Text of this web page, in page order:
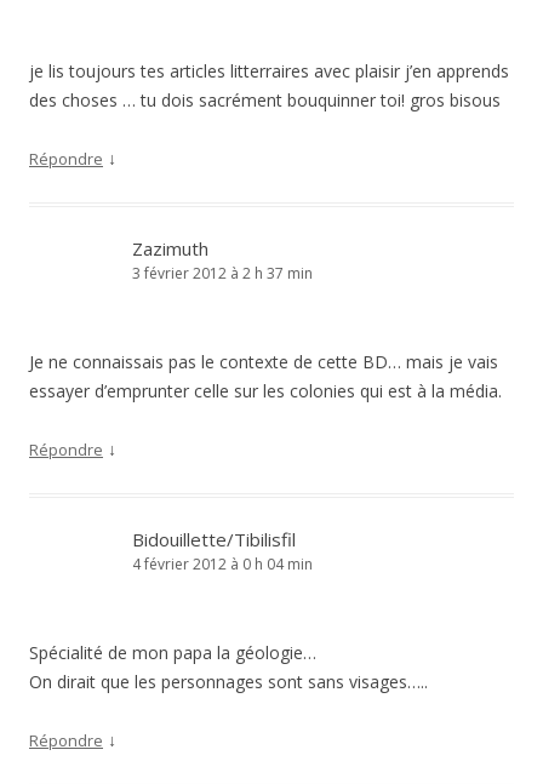
je lis toujours tes articles litterraires avec plaisir j’en apprends
des choses … tu dois sacrément bouquinner toi! gros bisous
Répondre ↓
Zazimuth
3 février 2012 à 2 h 37 min
Je ne connaissais pas le contexte de cette BD… mais je vais
essayer d’emprunter celle sur les colonies qui est à la média.
Répondre ↓
Bidouillette/Tibilisfil
4 février 2012 à 0 h 04 min
Spécialité de mon papa la géologie…
On dirait que les personnages sont sans visages…..
Répondre ↓